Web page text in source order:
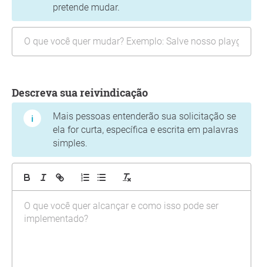
pretende mudar.
Descreva sua reivindicação
Mais pessoas entenderão sua solicitação se
ela for curta, específica e escrita em palavras
simples.